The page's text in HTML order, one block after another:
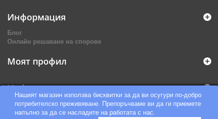
Нашият магазин използва бисквитки за да ви осугури по-добро
потребителско преживяване. Препоръчваме ви да ги приемете
напълно за да се насладите на работата с нас.
Информация
Блог
Онлайн решаване на спорове
Моят профил
Информация за магазина